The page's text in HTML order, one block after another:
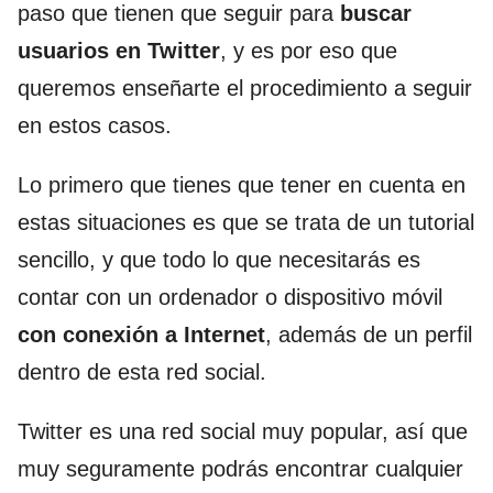
paso que tienen que seguir para buscar
usuarios en Twitter, y es por eso que
queremos enseñarte el procedimiento a seguir
en estos casos.
Lo primero que tienes que tener en cuenta en
estas situaciones es que se trata de un tutorial
sencillo, y que todo lo que necesitarás es
contar con un ordenador o dispositivo móvil
con conexión a Internet, además de un perfil
dentro de esta red social.
Twitter es una red social muy popular, así que
muy seguramente podrás encontrar cualquier